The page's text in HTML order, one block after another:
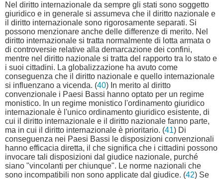
Nel diritto internazionale da sempre gli stati sono soggetto
giuridico e in generale si assumeva che il diritto nazionale e
il diritto internazionale sono rigorosamente separati. Si
possono menzionare anche delle differenze di merito. Nel
diritto internazionale si tratta normalmente di lotta armata o
di controversie relative alla demarcazione dei confini,
mentre nel diritto nazionale si tratta del rapporto tra lo stato e
i suoi cittadini. La globalizzazione ha avuto come
conseguenza che il diritto nazionale e quello internazionale
si influenzano a vicenda. (40) In merito al diritto
convenzionale i Paesi Bassi hanno optato per un regime
monistico. In un regime monistico l'ordinamento giuridico
internazionale è l'unico ordinamento giuridico esistente, di
cui il diritto internazionale e il diritto nazionale fanno parte,
ma in cui il diritto internazionale è prioritario. (41) Di
conseguenza nei Paesi Bassi le disposizioni convenzionali
hanno efficacia diretta, il che significa che i cittadini possono
invocare tali disposizioni dal giudice nazionale, purché
siano "vincolanti per chiunque". Le norme nazionali che
sono incompatibili non sono applicate dal giudice. (42) Se